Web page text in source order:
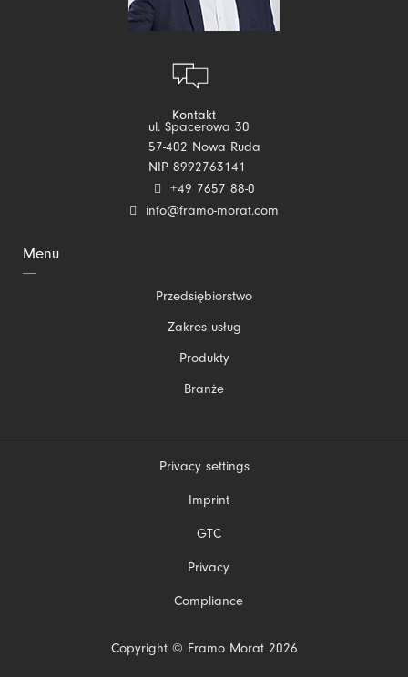
Menu
Przedsiębiorstwo
Zakres usług
Produkty
Branże
Kontakt
ul. Spacerowa 30
57-402 Nowa Ruda
NIP 8992763141
+49 7657 88-0
info@framo-morat.com
Copyright © Framo Morat 2026
Privacy settings
PomińImprint
GTC
Privacy
Compliance